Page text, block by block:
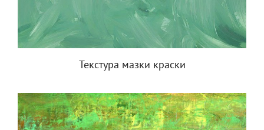
Текстура мазки краски